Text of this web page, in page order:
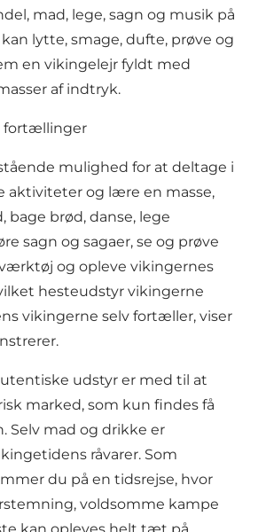
mad, lege, sagn og musik på
lytte, smage, dufte, prøve og
en vikingelejr fyldt med
af indtryk.
fortællinger
mulighed for at deltage i
aktiviteter og lære en masse,
bage brød, danse, lege
sagn og sagaer, se og prøve
og opleve vikingernes
hesteudstyr vikingerne
vikingerne selv fortæller, viser
udstyr er med til at
marked, som kun findes få
Selv mad og drikke er
råvarer. Som
du på en tidsrejse, hvor
voldsomme kampe